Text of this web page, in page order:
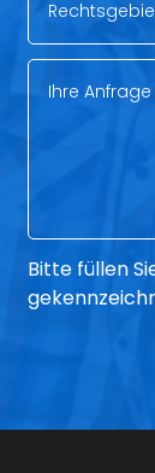
Bitte füllen